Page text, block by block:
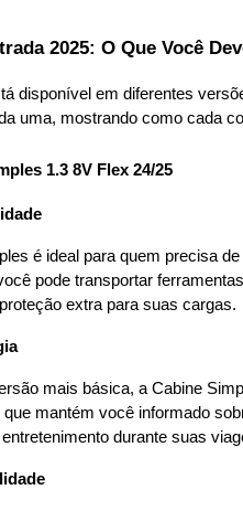
2025: O Que Você
disponível em diferentes
uma, mostrando como cada
1.3 8V Flex 24/25
é ideal para quem precisa
pode transportar
extra para suas cargas.
mais básica, a Cabine
mantém você informado
durante suas